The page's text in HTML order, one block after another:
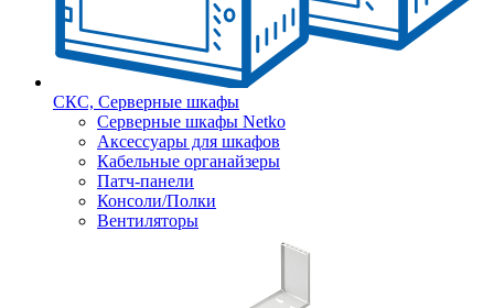
СКС, Серверные шкафы
Серверные шкафы Netko
Аксессуары для шкафов
Кабельные органайзеры
Патч-панели
Консоли/Полки
Вентиляторы